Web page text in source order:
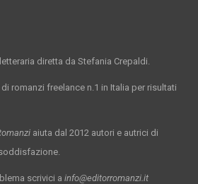
diretta da Stefania Crepaldi.
romanzi freelance n.1 in Italia per risultati
aiuta dal 2012 autori e autrici di
scrivici a info@editorromanzi.it